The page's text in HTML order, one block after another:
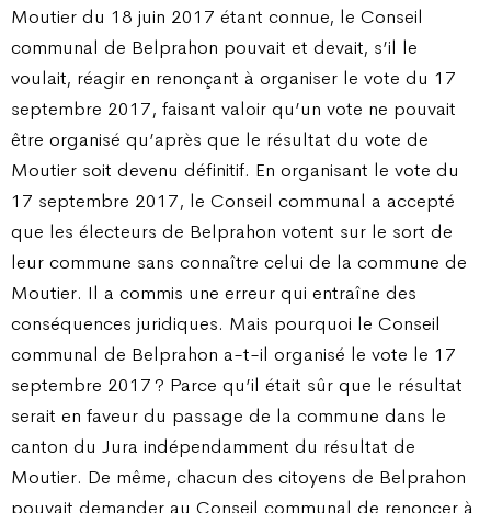
Moutier du 18 juin 2017 étant connue, le Conseil
communal de Belprahon pouvait et devait, s’il le
voulait, réagir en renonçant à organiser le vote du 17
septembre 2017, faisant valoir qu’un vote ne pouvait
être organisé qu’après que le résultat du vote de
Moutier soit devenu définitif. En organisant le vote du
17 septembre 2017, le Conseil communal a accepté
que les électeurs de Belprahon votent sur le sort de
leur commune sans connaître celui de la commune de
Moutier. Il a commis une erreur qui entraîne des
conséquences juridiques. Mais pourquoi le Conseil
communal de Belprahon a-t-il organisé le vote le 17
septembre 2017 ? Parce qu’il était sûr que le résultat
serait en faveur du passage de la commune dans le
canton du Jura indépendamment du résultat de
Moutier. De même, chacun des citoyens de Belprahon
pouvait demander au Conseil communal de renoncer à